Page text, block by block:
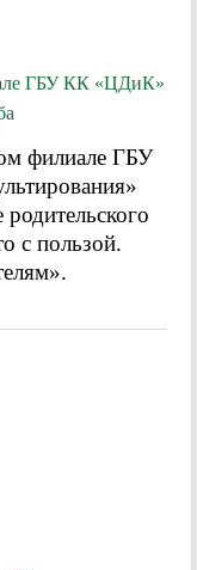
ГБУ КК «ЦДиК»
филиале ГБУ
родительского
с пользой.